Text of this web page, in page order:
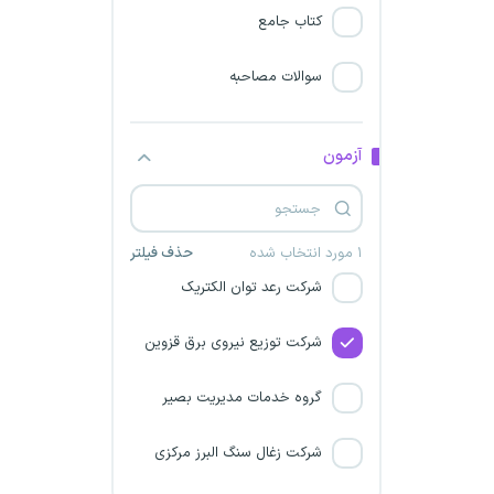
کتاب جامع
سوالات مصاحبه
آزمون
۱ مورد انتخاب شده حذف فیلتر
شرکت پالایش نفت تهران
سازمان انتقال خون
شرکت فولاد سفیددشت
شرکت رعد توان الکتریک
شرکت توزیع نیروی برق قزوین
گروه خدمات مدیریت بصیر
شرکت زغال سنگ البرز مرکزی